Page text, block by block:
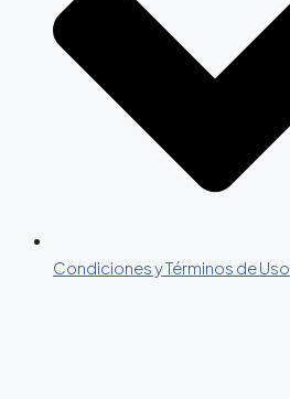
Condiciones y Términos de Uso